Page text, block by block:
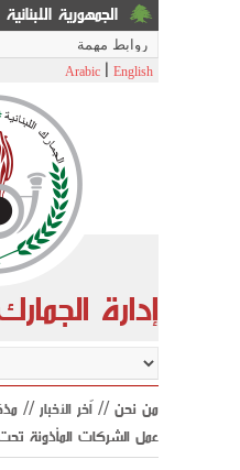
الجمهورية اللبنانية
Arabic English
إدارة
من نحن // اّخر الأخبار
عمل الشركات المأذونة